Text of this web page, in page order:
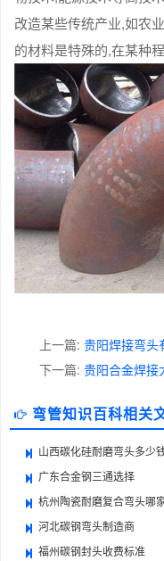
改造某些传统产业,如农
的材料是特殊的,在某种
上一篇: 贵阳焊接弯头
下一篇: 贵阳合金焊接
弯管知识百科相关
山西碳化硅耐磨弯头多少
广东合金钢三通选择
杭州陶瓷耐磨复合弯头哪
河北碳钢弯头制造商
福州碳钢封头收费标准